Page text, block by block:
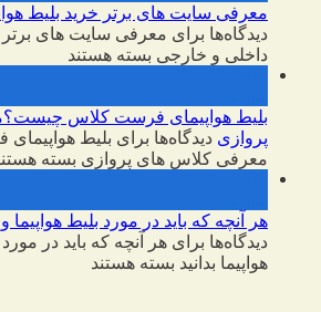
معرفی سایت های برتر خرید بلیط
دیدگاه‌ها برای معرفی سایت های برتر
داخلی و خارجی بسته هستند
بلیط هواپیمای فرست کلاس
پروازی دیدگاه‌ها برای بلیط
معرفی کلاس های پروازی بسته
هر آنچه که باید در مورد بلیط هواپیما و
دیدگاه‌ها برای هر آنچه که باید در
هواپیما بدانید بسته هستند